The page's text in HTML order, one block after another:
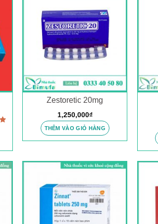
Zestoretic 20mg
1,250,000₫
THÊM VÀO GIỎ HÀNG